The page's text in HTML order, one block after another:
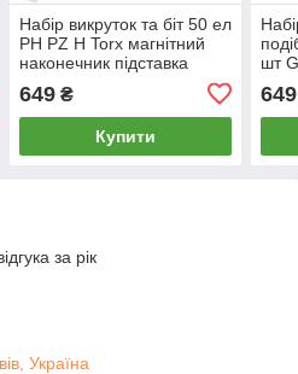
Набір викруток та біт 50 ел
PH PZ H Torx магнітний
наконечник підставка
649₴
Купити
шт
649
за рік
Україна